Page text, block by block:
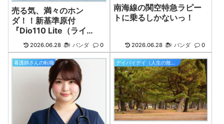
売る気、満々のホン
ダ！！新基準原付
『Dio110 Lite（ライ
ト）』が11月20日に発
売！！
2026.06.28 パンダ 0
南海線の関空特急ラピー
トに乗るしかないっ！
2026.06.28 パンダ 0
看護師さんの転職 デイバイデイ（人生の散歩道）